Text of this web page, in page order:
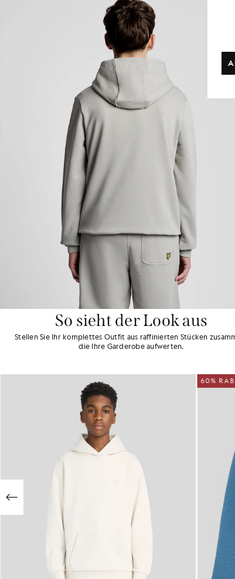
So sieht der Look aus
Stellen Sie Ihr komplettes Outfit aus raffinierten Stücken
die Ihre Garderobe aufwerten.
60%